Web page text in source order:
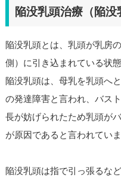
陥没乳頭治療（陥
陥没乳頭とは、乳頭が乳房
側）に引き込まれている状態
陥没乳頭は、母乳を乳頭へ
の発達障害と言われ、バス
長が妨げられたため乳頭が
が原因であると言われていま
陥没乳頭は指で引っ張るな